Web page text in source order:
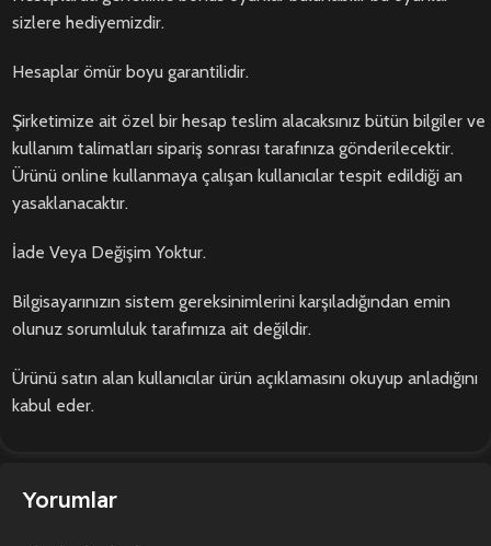
sizlere hediyemizdir.
Hesaplar ömür boyu garantilidir.
Şirketimize ait özel bir hesap teslim alacaksınız bütün bilgiler ve
kullanım talimatları sipariş sonrası tarafınıza gönderilecektir.
Ürünü online kullanmaya çalışan kullanıcılar tespit edildiği an
yasaklanacaktır.
İade Veya Değişim Yoktur.
Bilgisayarınızın sistem gereksinimlerini karşıladığından emin
olunuz sorumluluk tarafımıza ait değildir.
Ürünü satın alan kullanıcılar ürün açıklamasını okuyup anladığını
kabul eder.
Yorumlar